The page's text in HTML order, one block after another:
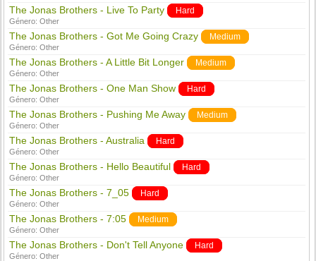
The Jonas Brothers - Live To Party Hard
Género:Other
The Jonas Brothers - Got Me Going Crazy Medium
Género:Other
The Jonas Brothers - A Little Bit Longer Medium
Género:Other
The Jonas Brothers - One Man Show Hard
Género:Other
The Jonas Brothers - Pushing Me Away Medium
Género:Other
The Jonas Brothers - Australia Hard
Género:Other
The Jonas Brothers - Hello Beautiful Hard
Género:Other
The Jonas Brothers - 7_05 Hard
Género:Other
The Jonas Brothers - 7:05 Medium
Género:Other
The Jonas Brothers - Don't Tell Anyone Hard
Género:Other